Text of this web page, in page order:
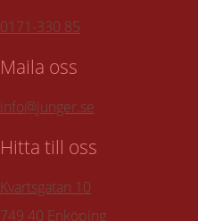
0171-330 85
Maila oss
info@junger.se
Hitta till oss
Kvartsgatan 10
749 40 Enköping